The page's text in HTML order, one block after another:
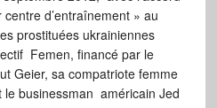
d’entraînement » au
prostituées ukrainiennes
Femen, financé par le
Geier, sa compatriote femme
le businessman américain Jed